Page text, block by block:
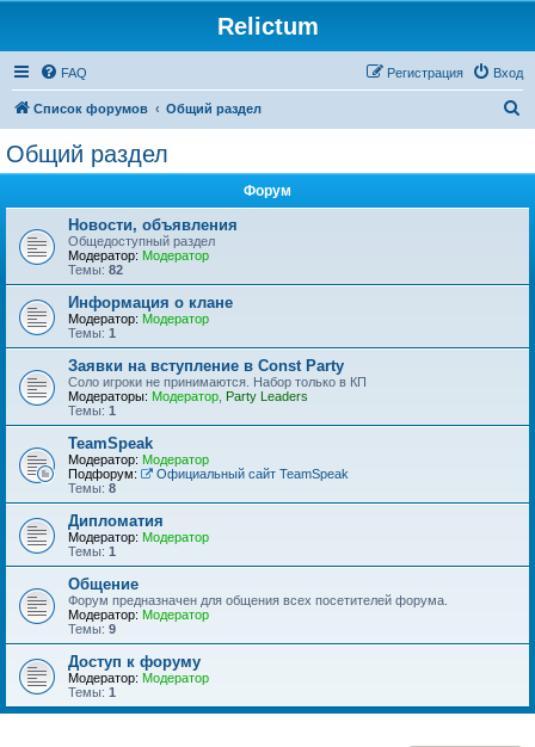
Relictum
FAQ Вход
Регистрация
Список форумов Общий раздел
Общий раздел
Форум
Новости, объявления
Общедоступный раздел
Модератор: Модератор
Темы: 82
Информация о клане
Модератор: Модератор
Темы: 1
Заявки на вступление в Const Party
Соло игроки не принимаются. Набор только в КП
Модераторы: Модератор Party Leaders
Темы: 1
TeamSpeak
Модератор: Модератор
Подфорум:
Официальный сайт TeamSpeak
Темы: 8
Дипломатия
Модератор: Модератор
Темы: 1
Общение
Форум предназначен для общения всех посетителей форума.
Модератор: Модератор
Темы: 9
Доступ к форуму
Модератор: Модератор
Темы: 1